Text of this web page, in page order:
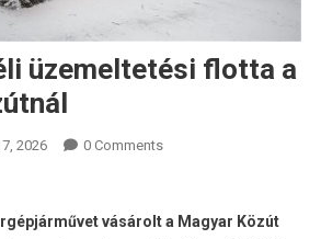
üzemeltetési flotta a
2026 0 Comments
vásárolt a Magyar Közút